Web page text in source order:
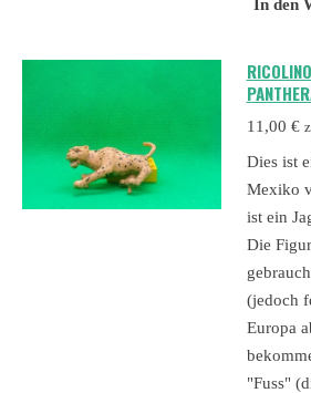
In den
11,00 €
Dies ist
Mexiko
ist ein
Die
(jedoch
Europa
"Fuss"